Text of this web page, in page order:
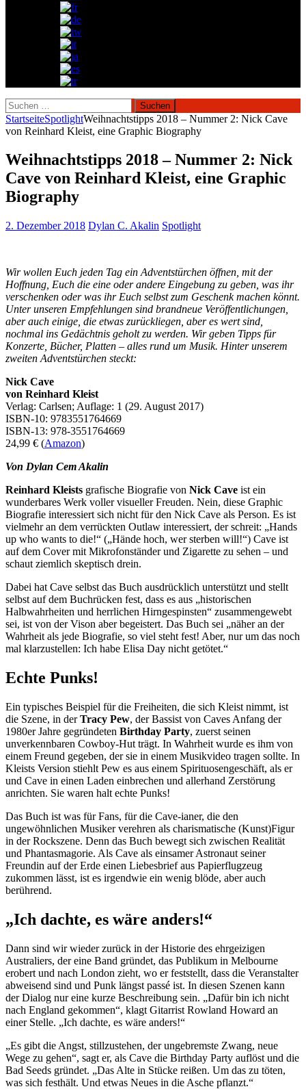
Suchen
nach:
StartseiteSpotlightWeihnachtstipps 2018 – Nummer 2: Nick Cave
von Reinhard Kleist, eine Graphic Biography
Weihnachtstipps 2018 – Nummer 2: Nick
Cave von Reinhard Kleist, eine Graphic
Biography
2. Dezember 2018 Dylan C. Akalin Spotlight
Wir wollen Euch jeden Tag ein Adventstürchen öffnen, mit der
Hoffnung, Euch die eine oder andere Eingebung zu geben, was ihr
verschenken oder was ihr Euch selbst zum Geschenk machen könnt.
Unter unseren Empfehlungen sind brandneue Veröffentlichungen,
aber auch einige, die etwas zurückliegen, aber es wert sind,
nochmal ins Gedächtnis geholt zu werden. Wir geben Tipps für
Konzerte, Bücher, Platten – alles rund um Musik. Hinter unserem
zweiten Adventstürchen steckt:
Nick Cave
von Reinhard Kleist
Verlag: Carlsen; Auflage: 1 (29. August 2017)
ISBN-10: 9783551764669
ISBN-13: 978-3551764669
24,99 € (Amazon)
Von Dylan Cem Akalin
Reinhard Kleists grafische Biografie von Nick Cave ist ein
wunderbares Werk voller visueller Freuden. Nein, diese Graphic
Biografie interessiert sich nicht für den Nick Cave als Person. Es ist
vielmehr an dem verrückten Outlaw interessiert, der schreit: „Hands
up who wants to die!“ („Hände hoch, wer sterben will!“) Cave ist
auf dem Cover mit Mikrofonständer und Zigarette zu sehen – und
schaut ziemlich skeptisch drein.
Dabei hat Cave selbst das Buch ausdrücklich unterstützt und stellt
selbst auf dem Buchrücken fest, dass es aus „historischen
Halbwahrheiten und herrlichen Hirngespinsten“ zusammengewebt
sei, ist von der Vison aber begeistert. Das Buch sei „näher an der
Wahrheit als jede Biografie, so viel steht fest! Aber, nur um das noch
mal klarzustellen: Ich habe Elisa Day nicht getötet.“
Echte Punks!
Ein typisches Beispiel für die Freiheiten, die sich Kleist nimmt, ist
die Szene, in derTracy Pew, der Bassist von Caves Anfang der
1980er Jahre gegründeten Birthday Party, zuerst seinen
unverkennbaren Cowboy-Hut trägt. In Wahrheit wurde es ihm von
einem Freund gegeben, der sie in einem Musikvideo tragen sollte. In
Kleists Version stiehlt Pew es aus einem Spirituosengeschäft, als er
und Cave in einen Laden einbrechen und allerhand Zerstörung
anrichten. Sie waren halt echte Punks!
Das Buch ist was für Fans, für die Cave-ianer, die den
ungewöhnlichen Musiker verehren als charismatische (Kunst)Figur
in der Rockszene. Denn das Buch bewegt sich zwischen Realität
und Phantasmagorie. Als Cave als einsamer Astronaut seiner
Freundin auf der Erde einen Liebesbrief aus Papierflugzeug
zukommen lässt, ist es irgendwie ein wenig blöde, aber auch
berührend.
„Ich dachte, es wäre anders!“
Dann sind wir wieder zurück in der Historie des ehrgeizigen
Australiers, der eine Band gründet, das Publikum in Melbourne
erobert und nach London zieht, wo er feststellt, dass die Veranstalter
abweisend sind und Punk längst passé ist. In diesen Szenen kann
der Dialog nur eine kurze Beschreibung sein. „Dafür bin ich nicht
nach England gekommen“, klagt Gitarrist Rowland Howard an
einer Stelle. „Ich dachte, es wäre anders!“
„Es gibt die Angst, stillzustehen, der ungebremste Zwang, neue
Wege zu gehen“, sagt er, als Cave die Birthday Party auflöst und die
Bad Seeds gründet. „Das Alte in Stücke reißen. Um das zu töten,
was sich festhält. Und etwas Neues in die Asche pflanzt.“